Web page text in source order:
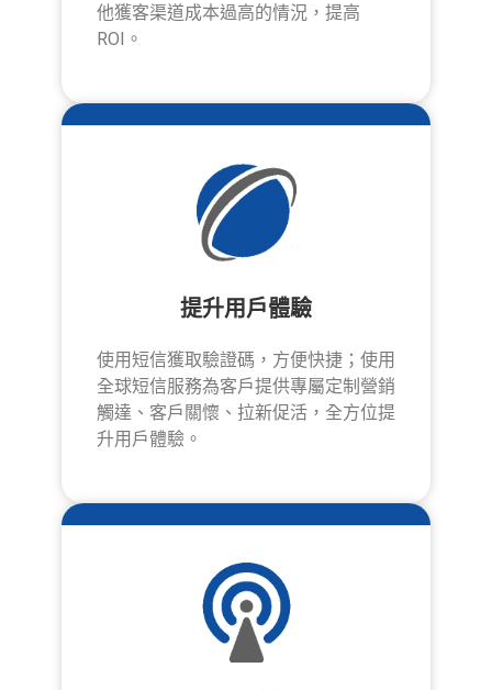
他獲客渠道成本過高的情況，提高
ROI。
提升用戶體驗
使用短信獲取驗證碼，方便快捷；使用
全球短信服務為客戶提供專屬定制營銷
觸達、客戶關懷、拉新促活，全方位提
升用戶體驗。